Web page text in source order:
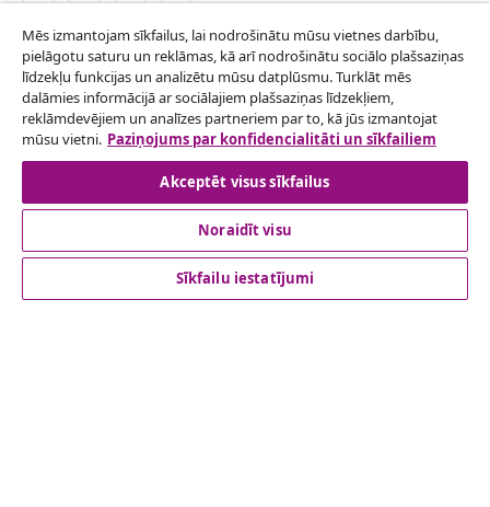
Atteikties no līguma
Iesniegt pieprasījumu par atteikšanos no
pasūtījuma.
Atteikties no līguma
klientu apkalpoanaš
Mēs izmantojam sīkfailus, lai nodrošinātu mūsu vietnes darbību,
pielāgotu saturu un reklāmas, kā arī nodrošinātu sociālo plašsaziņas
līdzekļu funkcijas un analizētu mūsu datplūsmu. Turklāt mēs
dalāmies informācijā ar sociālajiem plašsaziņas līdzekļiem,
reklāmdevējiem un analīzes partneriem par to, kā jūs izmantojat
mūsu vietni. Paziņojums par konfidencialitāti un sīkfailiem
Akceptēt visus sīkfailus
Noraidīt visu
Sīkfailu iestatījumi